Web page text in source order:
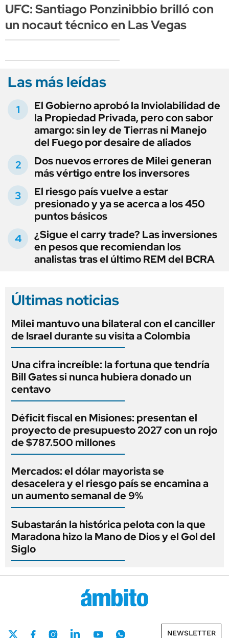
UFC: Santiago Ponzinibbio brilló con
un nocaut técnico en Las Vegas
Las más leídas
El Gobierno aprobó la Inviolabilidad de
la Propiedad Privada, pero con sabor
amargo: sin ley de Tierras ni Manejo
del Fuego por desaire de aliados
Dos nuevos errores de Milei generan
más vértigo entre los inversores
El riesgo país vuelve a estar
presionado y ya se acerca a los 450
puntos básicos
¿Sigue el carry trade? Las inversiones
en pesos que recomiendan los
analistas tras el último REM del BCRA
Últimas noticias
Milei mantuvo una bilateral con el canciller
de Israel durante su visita a Colombia
Una cifra increíble: la fortuna que tendría
Bill Gates si nunca hubiera donado un
centavo
Déficit fiscal en Misiones: presentan el
proyecto de presupuesto 2027 con un rojo
de $787.500 millones
Mercados: el dólar mayorista se
desacelera y el riesgo país se encamina a
un aumento semanal de 9%
Subastarán la histórica pelota con la que
Maradona hizo la Mano de Dios y el Gol del
Siglo
NEWSLETTER